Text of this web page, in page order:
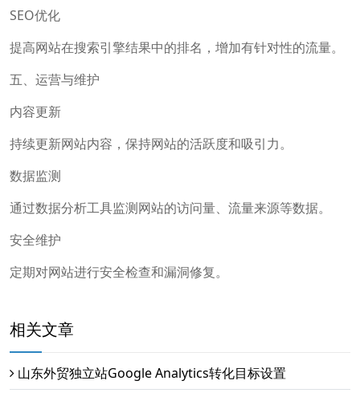
SEO优化
提高网站在搜索引擎结果中的排名，增加有针对性的流量。
五、运营与维护
内容更新
持续更新网站内容，保持网站的活跃度和吸引力。
数据监测
通过数据分析工具监测网站的访问量、流量来源等数据。
安全维护
定期对网站进行安全检查和漏洞修复。
相关文章
山东外贸独立站Google Analytics转化目标设置